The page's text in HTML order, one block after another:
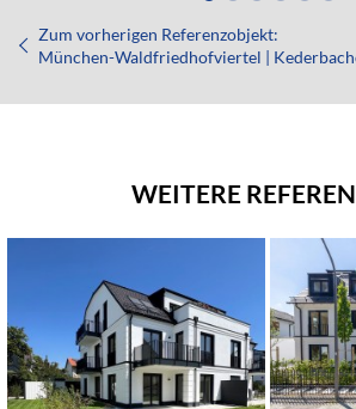
Zum vorherigen Referenzobjekt:
München-Waldfriedhofviertel |
WEITERE